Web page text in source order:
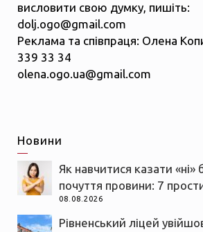
висловити свою думку, пишіть:
dolj.ogo@gmail.com
Реклама та співпраця: Олена
339 33 34
olena.ogo.ua@gmail.com
Новини
Як навчитися казати «ні»
почуття провини: 7
08.08.2026
Рівненський ліцей